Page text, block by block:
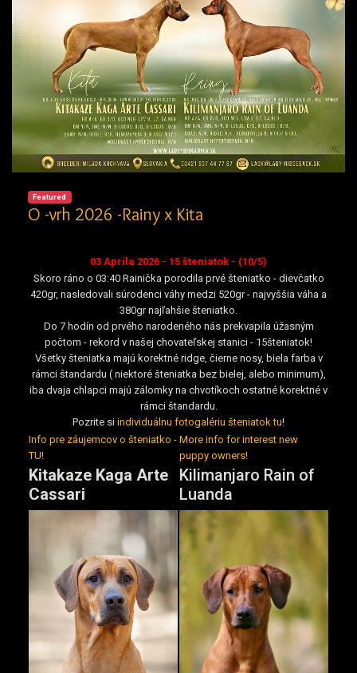
Featured
O -vrh 2026 -Rainy x Kita
03 Apríla 2026 - 15 šteniatok - (10/5)
Skoro ráno o 03:40 Rainička porodila prvé šteniatko - dievčatko
420gr, nasledovali súrodenci váhy medzi 520gr - najvyššia váha a
380gr najľahšie šteniatko.
Do 7 hodín od prvého narodeného nás prekvapila úžasným
počtom - rekord v našej chovateľskej stanici - 15šteniatok!
Všetky šteniatka majú korektné ridge, čierne nosy, biela farba v
rámci štandardu ( niektoré šteniatka bez bielej, alebo minimum),
iba dvaja chlapci majú zálomky na chvotíkoch ostatné korektné v
rámci štandardu.
Pozrite si individuálnu fotogalériu šteniatok tu!
Info pre záujemcov o šteniatko -
TU!
More info for interest new
puppy owners!
Kitakaze Kaga Arte
Cassari
Kilimanjaro Rain of
Luanda